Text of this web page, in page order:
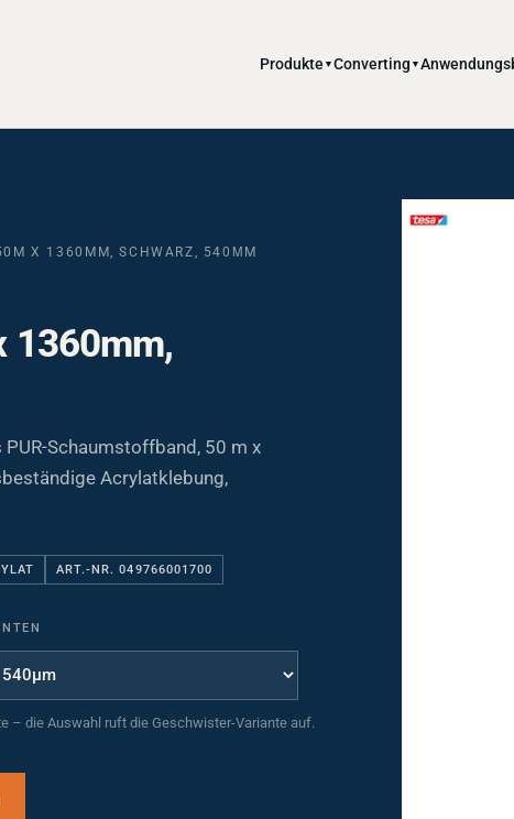
Produkte ▼Converting ▼
X 1360MM, SCHWARZ, 540ΜM
1360mm,
Schaumstoffband, 50 m x
Acrylatklebung,
ART.-NR. 049766001700
– die Auswahl ruft die Geschwister-Variante auf.